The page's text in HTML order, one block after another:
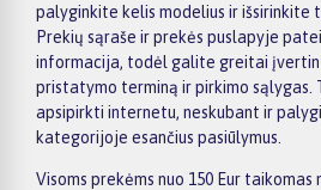
palyginkite kelis modelius ir išsirinkite
Prekių sąraše ir prekės puslapyje
informacija, todėl galite greitai
pristatymo terminą ir pirkimo sąlygas.
apsipirkti internetu, neskubant ir
kategorijoje esančius pasiūlymus.
Visoms prekėms nuo 150 Eur taikomas